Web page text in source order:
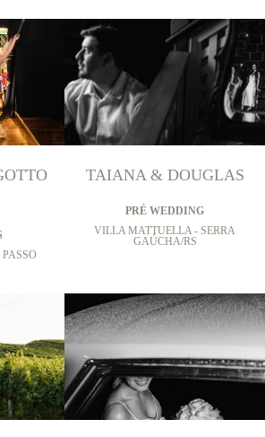
TAIANA & DOUGLAS
PRÉ WEDDING
VILLA MATTUELLA - SERRA
GAÚCHA/RS